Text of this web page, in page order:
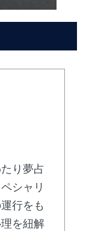
り夢占
シャリ
行をも
を紐解